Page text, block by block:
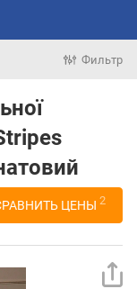
Фильтр
ЦЕНЫ 2